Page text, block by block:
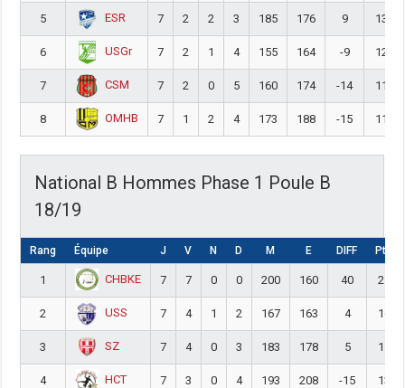
5 ESR 7 2 2 3 185 176 9 13
6 USGr 7 2 1 4 155 164 -9 12
7 CSM 7 2 0 5 160 174 -14 11
8 OMHB 7 1 2 4 173 188 -15 11
National B Hommes Phase 1 Poule B
18/19
Rang Équipe J V N D M E DIFF Pts
1 CHBKE 7 7 0 0 200 160 40 21
2 USS 7 4 1 2 167 163 4 16
3 SZ 7 4 0 3 183 178 5 15
4 HCT 7 3 0 4 193 208 -15 13